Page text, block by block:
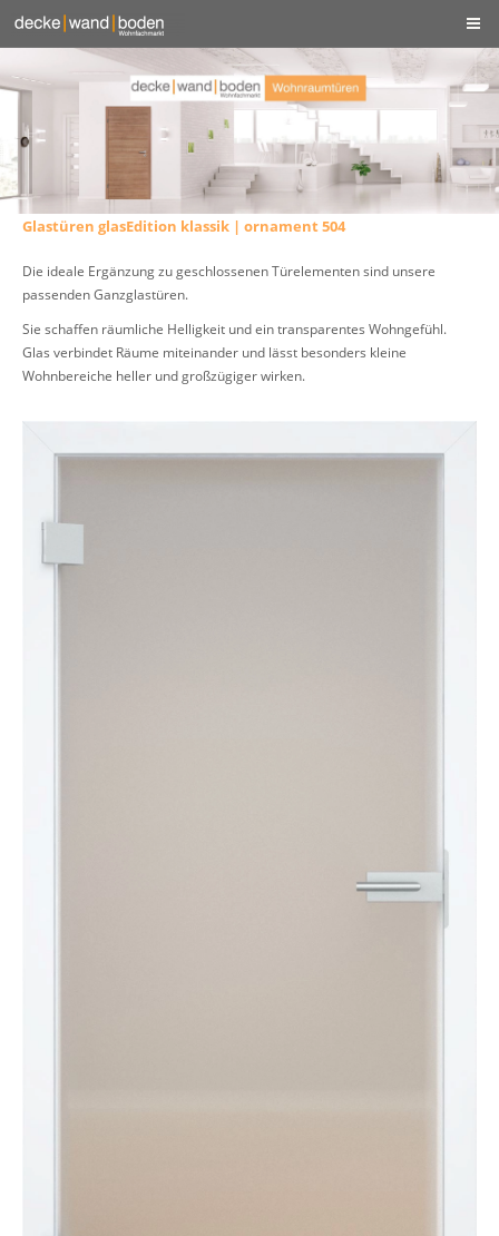
Glastüren glasEdition klassik | ornament 504
Die ideale Ergänzung zu geschlossenen Türelementen sind unsere
passenden Ganzglastüren.
Sie schaffen räumliche Helligkeit und ein transparentes Wohngefühl.
Glas verbindet Räume miteinander und lässt besonders kleine
Wohnbereiche heller und großzügiger wirken.